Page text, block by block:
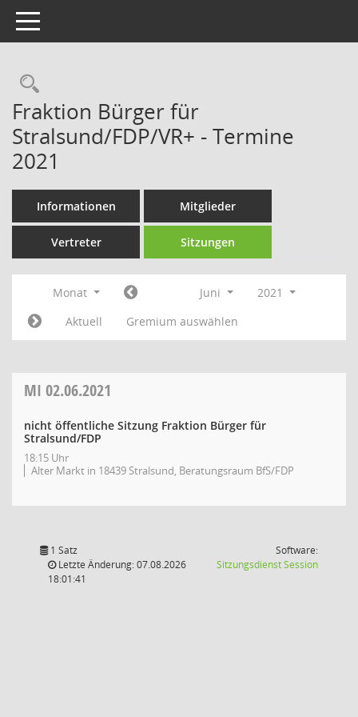
Toggle navigation
Rechercheauswahl
Fraktion Bürger für
Stralsund/FDP/VR+ - Termine
2021
Informationen Mitglieder
Vertreter Sitzungen
Monat Juni
2021
Aktuell
Gremium auswählen
MI 02.06.2021
nicht öffentliche Sitzung Fraktion Bürger für
Stralsund/FDP
18:15 Uhr
Alter Markt in 18439 Stralsund, Beratungsraum BfS/FDP
1 Satz
Letzte Änderung: 07.08.2026
18:01:41
Software:
SitzungsdienstSession(Wird in